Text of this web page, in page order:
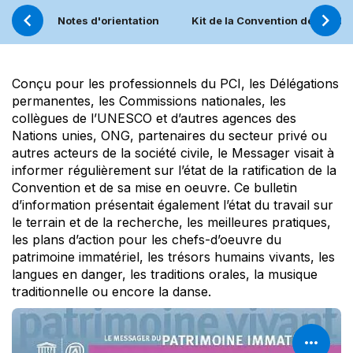
Notes d'orientation Kit de la Convention de 2003
Conçu pour les professionnels du PCI, les Délégations
permanentes, les Commissions nationales, les
collègues de l’UNESCO et d’autres agences des
Nations unies, ONG, partenaires du secteur privé ou
autres acteurs de la société civile, le Messager visait à
informer régulièrement sur l’état de la ratification de la
Convention et de sa mise en oeuvre. Ce bulletin
d’information présentait également l’état du travail sur
le terrain et de la recherche, les meilleures pratiques,
les plans d’action pour les chefs-d’oeuvre du
patrimoine immatériel, les trésors humains vivants, les
langues en danger, les traditions orales, la musique
traditionnelle ou encore la danse.